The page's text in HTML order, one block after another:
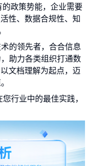
的政策势能，企业需要
性、数据合规性、知
的领先者，合合信息
助力各类组织打通数
文档理解为起点，迈
行业中的最佳实践，